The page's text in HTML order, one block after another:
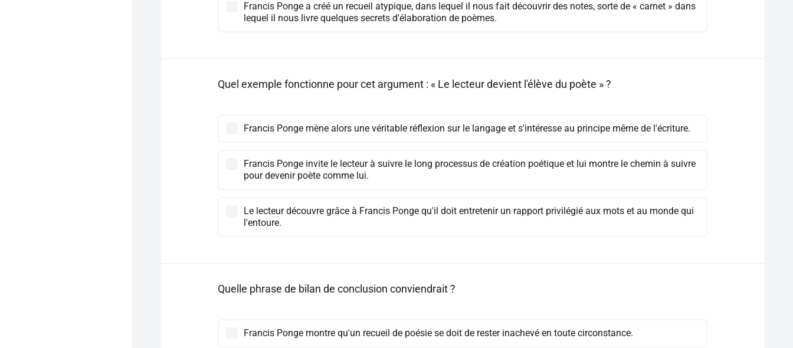
Francis Ponge a créé un recueil atypique, dans lequel il nous fait découvrir des notes, sorte de « carnet » dans
lequel il nous livre quelques secrets d'élaboration de poèmes.
Quel exemple fonctionne pour cet argument : « Le lecteur devient l'élève du poète » ?
Francis Ponge mène alors une véritable réflexion sur le langage et s'intéresse au principe même de l'écriture.
Francis Ponge invite le lecteur à suivre le long processus de création poétique et lui montre le chemin à suivre
pour devenir poète comme lui.
Le lecteur découvre grâce à Francis Ponge qu'il doit entretenir un rapport privilégié aux mots et au monde qui
l'entoure.
Quelle phrase de bilan de conclusion conviendrait ?
Francis Ponge montre qu'un recueil de poésie se doit de rester inachevé en toute circonstance.